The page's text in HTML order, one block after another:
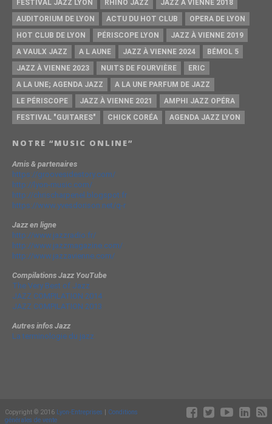
FESTIVAL JAZZ LYON
RHINO JAZZ
JAZZ À VIENNE 2018
AUDITORIUM DE LYON
ACTU DU HOT CLUB
OPERA DE LYON
HOT CLUB DE LYON
PÉRISCOPE LYON
JAZZ À VIENNE 2019
A VAULX JAZZ
A L AUNE JAZZ À VIENNE 2024
BÉMOL 5
JAZZ À VIENNE 2023
NUITS DE FOURVIÈRE
ERIC
A LA UNE; AGENDA JAZZ
A LA UNE PARFUM DE JAZZ
LE PÉRISCOPE
JAZZ À VIENNE 2021
AMPHI JAZZ OPÉRA
FESTIVAL "GUITARES"
CHICK CORÉA AGENDA JAZZ LYON
NOTRE “MUSIC ONLINE”
Amis & partenaires
https://groovesidestory.com/
http://lyon-music.com/
http://chrischarpenel.blogspot.fr
https://www.yvesdorison.net/q-r
Jazz en ligne
http://www.jazzradio.fr/
http://www.jazzmagazine.com/
http://www.jazzavienne.com/
Compilations Jazz YouTube
The Very Best of Jazz
JAZZ COMPILATION 2014
JAZZ COMPILATION 2013
Autres infos Jazz
La terminologie du jazz
Copyright © 2016 Lyon-Entreprises
Conditions
générales de vente